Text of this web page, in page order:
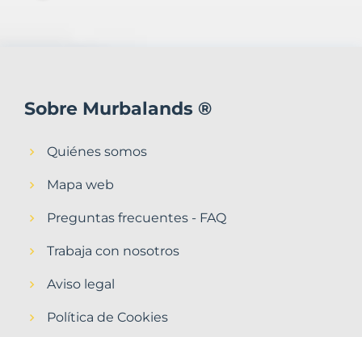
Sobre Murbalands ®
Quiénes somos
Mapa web
Preguntas frecuentes - FAQ
Trabaja con nosotros
Aviso legal
Política de Cookies